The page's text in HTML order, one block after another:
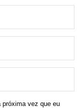
próxima vez que eu